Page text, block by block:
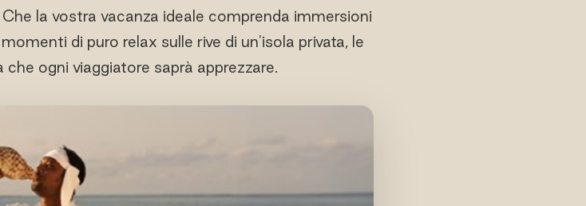
la vostra vacanza ideale comprenda immersioni
di puro relax sulle rive di un'isola privata, le
ogni viaggiatore saprà apprezzare.